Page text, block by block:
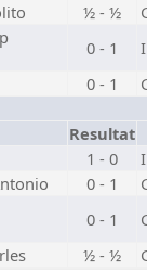
½ - ½
0 - 1
0 - 1
Resultat
1 - 0
0 - 1
0 - 1
½ - ½